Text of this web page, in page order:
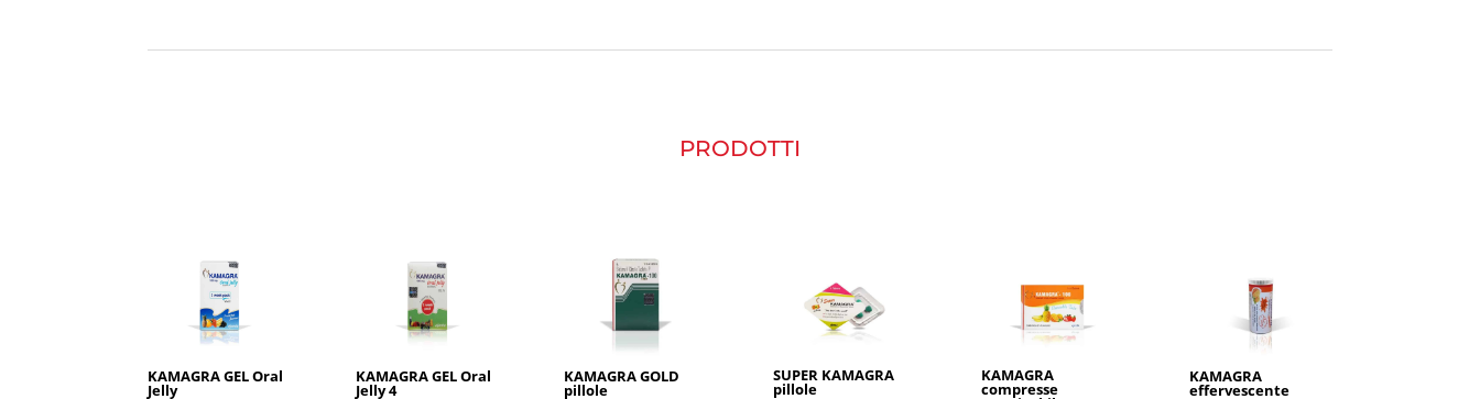
PRODOTTI
KAMAGRA GEL Oral
Jelly
KAMAGRA GEL Oral
Jelly 4
KAMAGRA GOLD
pillole
SUPER KAMAGRA
pillole
KAMAGRA
compresse
KAMAGRA
effervescente